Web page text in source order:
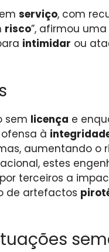
serviço, com
risco”, afirmou
intimidar ou
sem licença e
à
aumentando o
estes
terceiros a
de artefactos